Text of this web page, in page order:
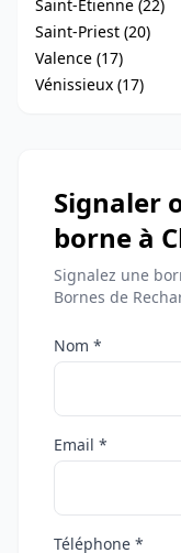
Saint-Étienne (22)
Saint-Priest (20)
Valence (17)
Vénissieux (17)
Signaler
borne à
Signalez une
Bornes de
Nom *
Email *
Téléphone *